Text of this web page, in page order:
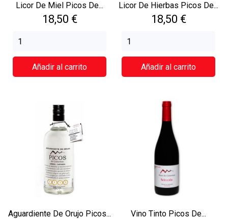
Licor De Miel Picos De...
Precio
18,50 €
Añadir al carrito
Licor De Hierbas Picos De...
Precio
18,50 €
Añadir al carrito
Aguardiente De Orujo Picos... Vino Tinto Picos De...